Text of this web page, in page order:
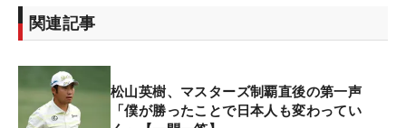
本昌弘で4位タイ。さらには2002年大会で5位タイ
に入った丸山茂樹。トップに4人が並んだ大会で1打
06年には谷原秀人が6位タイに入り、さらには、松
関連記事
松山英樹、マスターズ制覇直後の第一声
「僕が勝ったことで日本人も変わってい